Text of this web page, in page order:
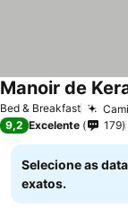
Bed & Breakfast
Manoir de
9,2 Excelente 179
Selecione as
exatos.